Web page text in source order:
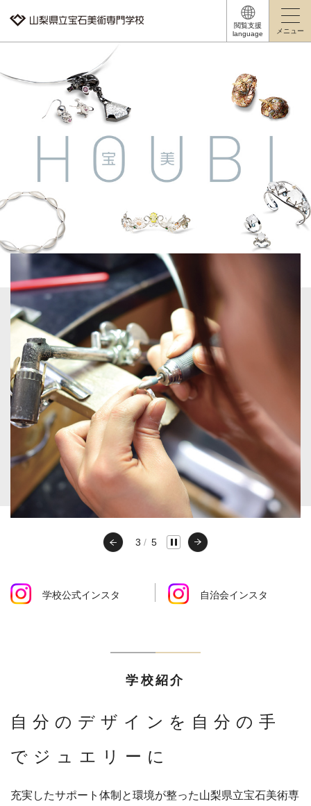
山梨県立宝石美術専門学校
閲覧支援
language
メニュー
3 5
学校公式インスタ 自治会インスタ
学校紹介
自分のデザインを 自分の手
でジュエリーに
充実したサポート体制と環境が整った山梨県立宝石美術専